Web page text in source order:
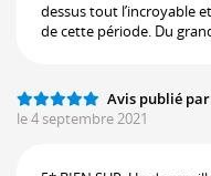
dessus tout l’incroyable
de cette période. Du
Avis publié
le 4 septembre 2021